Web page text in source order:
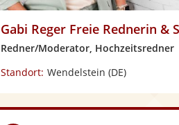
Redner/Moderator, Hochzeitsredner
Standort: Wendelstein (DE)